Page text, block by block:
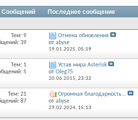
Сообщений
Последнее сообщение
Тем: 9
39
Отмена обновления
от abyse
19.01.2025, 05:19
Тем: 1
5
Устав мира Asterisk
от Оlеg75
20.06.2015, 23:32
Тем: 21
87
Огромная благодарность...
от abyse
29.02.2024, 15:13